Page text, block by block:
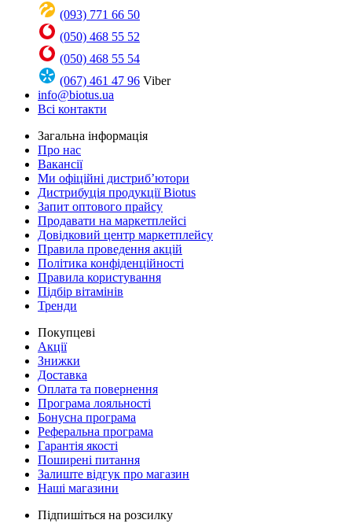
(093) 771 66 50
(050) 468 55 52
(050) 468 55 54
(067) 461 47 96 Viber
info@biotus.ua
Всі контакти
Загальна інформація
Про нас
Вакансії
Ми офіційні дистриб’ютори
Дистрибуція продукції Biotus
Запит оптового прайсу
Продавати на маркетплейсі
Довідковий центр маркетплейсу
Правила проведення акцій
Політика конфіденційності
Правила користування
Підбір вітамінів
Тренди
Покупцеві
Акції
Знижки
Доставка
Оплата та повернення
Програма лояльності
Бонусна програма
Реферальна програма
Гарантія якості
Поширені питання
Залиште відгук про магазин
Наші магазини
Підпишіться на розсилку